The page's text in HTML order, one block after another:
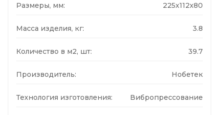
Размеры, мм: 225x112x80
Масса изделия, кг: 3.8
Количество в м2, шт: 39.7
Производитель: Нобетек
Технология изготовления: Вибропрессование